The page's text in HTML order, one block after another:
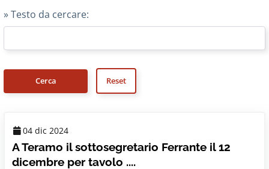
» Testo da cercare:
04 dic 2024
A Teramo il sottosegretario Ferrante il 12
dicembre per tavolo ....